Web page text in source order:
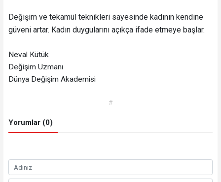
Değişim ve tekamül teknikleri sayesinde kadının kendine
güveni artar. Kadın duygularını açıkça ifade etmeye başlar.
Neval Kütük
Değişim Uzmanı
Dünya Değişim Akademisi
#
Yorumlar (0)